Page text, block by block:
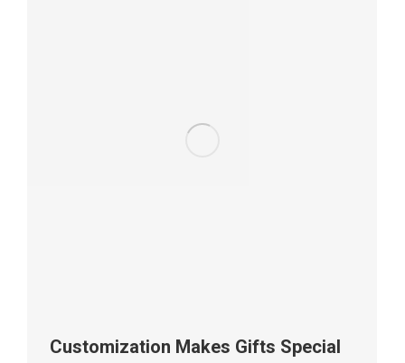
Customization Makes Gifts Special